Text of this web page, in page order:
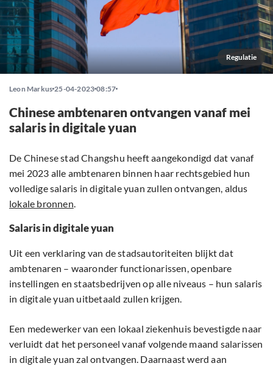
Regulatie
Leon Markus 25-04-2023 08:57
Chinese ambtenaren ontvangen vanaf mei
salaris in digitale yuan
De Chinese stad Changshu heeft aangekondigd dat vanaf
mei 2023 alle ambtenaren binnen haar rechtsgebied hun
volledige salaris in digitale yuan zullen ontvangen, aldus
lokale bronnen.
Salaris in digitale yuan
Uit een verklaring van de stadsautoriteiten blijkt dat
ambtenaren – waaronder functionarissen, openbare
instellingen en staatsbedrijven op alle niveaus – hun salaris
in digitale yuan uitbetaald zullen krijgen.
Een medewerker van een lokaal ziekenhuis bevestigde naar
verluidt dat het personeel vanaf volgende maand salarissen
in digitale yuan zal ontvangen. Daarnaast werd aan